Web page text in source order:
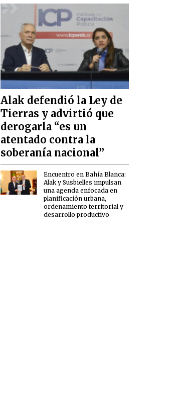
Alak defendió la Ley de
Tierras y advirtió que
derogarla “es un
atentado contra la
soberanía nacional”
Encuentro en Bahía Blanca:
Alak y Susbielles impulsan
una agenda enfocada en
planificación urbana,
ordenamiento territorial y
desarrollo productivo